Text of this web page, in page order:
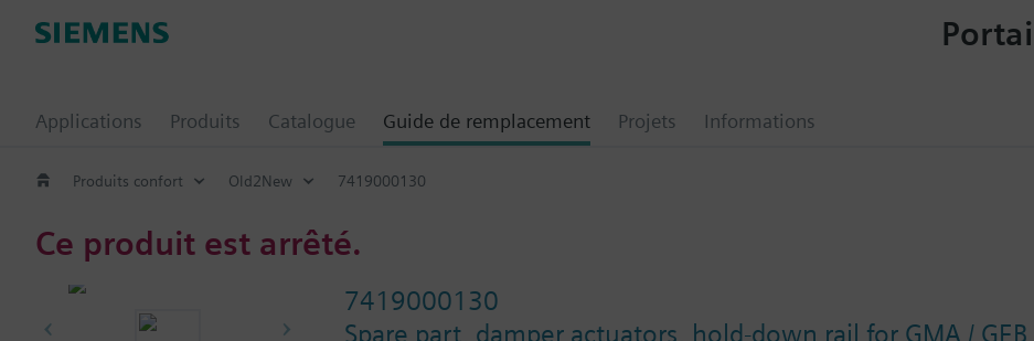
Applications Produits Catalogue Guide de remplacement Projets Informations
Produits confort Old2New 7419000130
Ce produit est arrêté.
7419000130
Spare part, damper actuators, hold-down rail for GMA / GEB